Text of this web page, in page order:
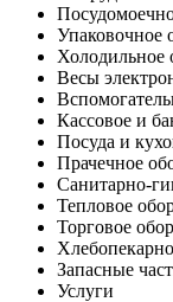
Упаковочное
Холодильное
Весы
Кассовое и
Посуда и
Прачечное
Санитарно-
Тепловое
Торговое
Запасные
Услуги